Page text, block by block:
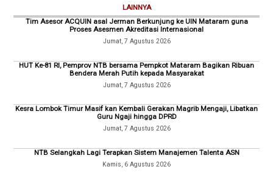
LAINNYA
Tim Asesor ACQUIN asal Jerman Berkunjung ke UIN Mataram guna
Proses Asesmen Akreditasi Internasional
Jumat, 7 Agustus 2026
HUT Ke-81 RI, Pemprov NTB bersama Pempkot Mataram Bagikan Ribuan
Bendera Merah Putih kepada Masyarakat
Jumat, 7 Agustus 2026
Kesra Lombok Timur Masif kan Kembali Gerakan Magrib Mengaji, Libatkan
Guru Ngaji hingga DPRD
Jumat, 7 Agustus 2026
NTB Selangkah Lagi Terapkan Sistem Manajemen Talenta ASN
Kamis, 6 Agustus 2026